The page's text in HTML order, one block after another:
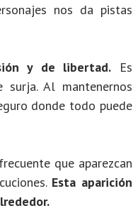
nos da pistas
y de libertad. Es
Al mantenernos
donde todo puede
que aparezcan
Esta aparición